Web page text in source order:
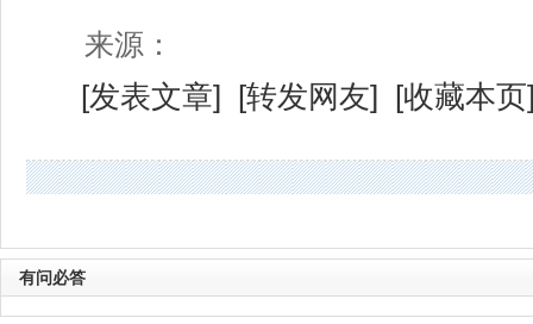
来源：
[发表文章] [转发网友] [收藏本页
有问必答